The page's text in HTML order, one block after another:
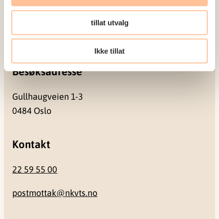
tillat utvalg
Ikke tillat
0409 Oslo
Besøksadresse
Gullhaugveien 1-3
0484 Oslo
Kontakt
22 59 55 00
postmottak@nkvts.no